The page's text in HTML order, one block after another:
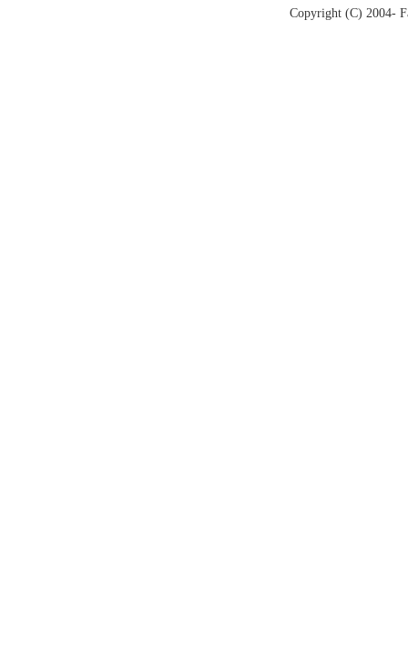
Copyright (C) 2004-